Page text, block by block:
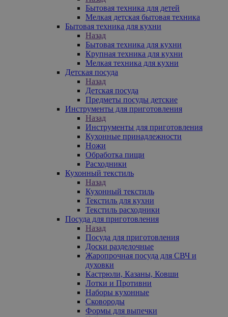
Бытовая техника для детей
Мелкая детская бытовая техника
Бытовая техника для кухни
Назад
Бытовая техника для кухни
Крупная техника для кухни
Мелкая техника для кухни
Детская посуда
Назад
Детская посуда
Предметы посуды детские
Инструменты для приготовления
Назад
Инструменты для приготовления
Кухонные принадлежности
Ножи
Обработка пищи
Расходники
Кухонный текстиль
Назад
Кухонный текстиль
Текстиль для кухни
Текстиль расходники
Посуда для приготовления
Назад
Посуда для приготовления
Доски разделочные
Жаропрочная посуда для СВЧ и
духовки
Кастрюли, Казаны, Ковши
Лотки и Противни
Наборы кухонные
Сковороды
Формы для выпечки